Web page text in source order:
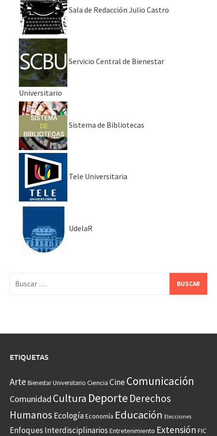
Sala de Redacción Julio Castro
Servicio Central de Bienestar
Universitario
Sistema de Bibliotecas
Tele Universitaria
UdelaR
ETIQUETAS
Arte Bienestar Universitario Ciencia CineComunicación
Comunidad Cultura Deporte Derechos
Humanos EcologíaEconomía Educación Elecciones
Enfoques Interdisciplinarios Entretenimiento Extensión FIC